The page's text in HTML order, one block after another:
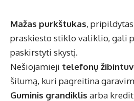
Mažas purkštukas,
praskiesto stiklo valiklio, gali
paskirstyti skystį.
Nešiojamieji telefonų
šilumą, kuri pagreitina
Guminis grandiklis arba